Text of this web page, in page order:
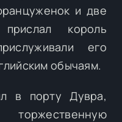
и две
король
его
обычаям.
в порту Дувра,
торжественную